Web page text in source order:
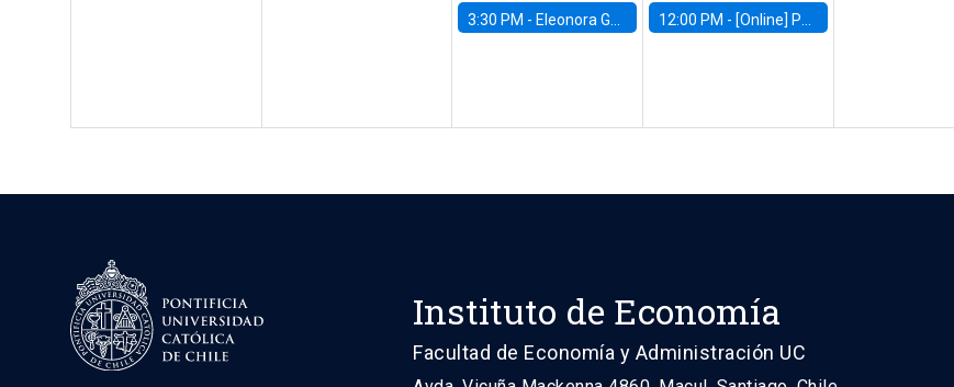
3:30 PM - Eleonora Guarnieri, Exeter University 12:00 PM - [Online] Pablo Slutzky, University of Maryland
Instituto de Economía
Facultad de Economía y Administración UC